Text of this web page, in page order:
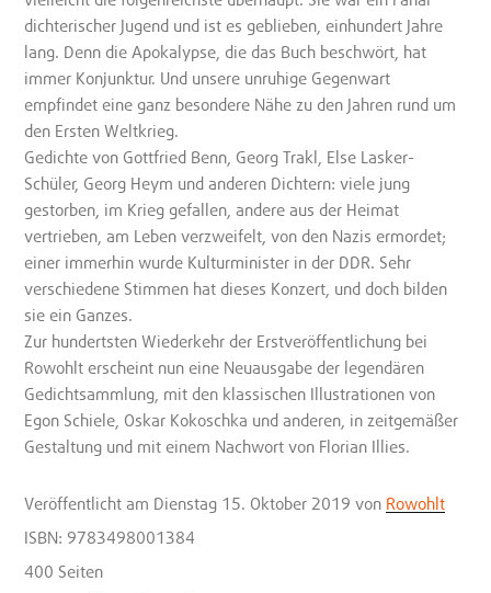
dichterischer Jugend und ist es geblieben, einhundert Jahre
lang. Denn die Apokalypse, die das Buch beschwört, hat
immer Konjunktur. Und unsere unruhige Gegenwart
empfindet eine ganz besondere Nähe zu den Jahren rund um
den Ersten Weltkrieg.
Gedichte von Gottfried Benn, Georg Trakl, Else Lasker-
Schüler, Georg Heym und anderen Dichtern: viele jung
gestorben, im Krieg gefallen, andere aus der Heimat
vertrieben, am Leben verzweifelt, von den Nazis ermordet;
einer immerhin wurde Kulturminister in der DDR. Sehr
verschiedene Stimmen hat dieses Konzert, und doch bilden
sie ein Ganzes.
Zur hundertsten Wiederkehr der Erstveröffentlichung bei
Rowohlt erscheint nun eine Neuausgabe der legendären
Gedichtsammlung, mit den klassischen Illustrationen von
Egon Schiele, Oskar Kokoschka und anderen, in zeitgemäßer
Gestaltung und mit einem Nachwort von Florian Illies.
Veröffentlicht am Dienstag 15. Oktober 2019 von Rowohlt
ISBN: 9783498001384
400 Seiten